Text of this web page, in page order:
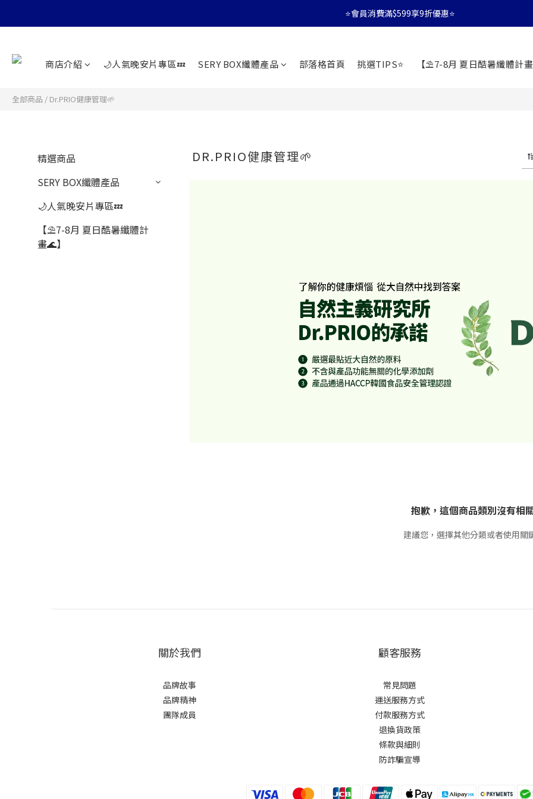
⭐會員消費滿$599享9折優惠⭐
⭐會員消費滿$599享9折優惠⭐
⭐會員消費滿$599享9折優惠⭐
商店介紹 🌙人氣晚安片專區💤 SERY BOX纖體產品 部落格首頁 挑選TIPS⭐ 【⛱️7-8月 夏日酷暑纖體計
全部商品 / Dr.PRIO健康管理🌱
精選商品
SERY BOX纖體產品
🌙人氣晚安片專區💤
【⛱️7-8月 夏日酷暑纖體計
畫🌊】
DR.PRIO健康管理🌱
抱歉，這個商品類別沒有相
建議您，選擇其他分類或者使用關
關於我們
品牌故事
品牌精神
團隊成員
顧客服務
常見問題
運送服務方式
付款服務方式
退換貨政策
條款與細則
防詐騙宣導